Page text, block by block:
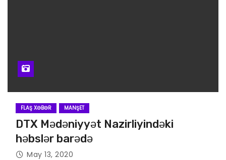
FLAŞ XƏBƏR MANŞET
DTX Mədəniyyət Nazirliyindəki
həbslər barədə
May 13, 2020